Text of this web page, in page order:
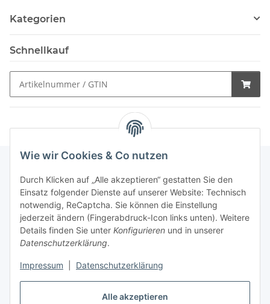
Alle akzeptieren
Wie wir Cookies & Co nutzen
Durch Klicken auf „Alle akzeptieren“ gestatten Sie den
Einsatz folgender Dienste auf unserer Website: Technisch
notwendig, ReCaptcha. Sie können die Einstellung
jederzeit ändern (Fingerabdruck-Icon links unten). Weitere
Details finden Sie unter Konfigurieren und in unserer
Datenschutzerklärung.
Impressum Datenschutzerklärung
Kategorien
Schnellkauf
Schnellkauf